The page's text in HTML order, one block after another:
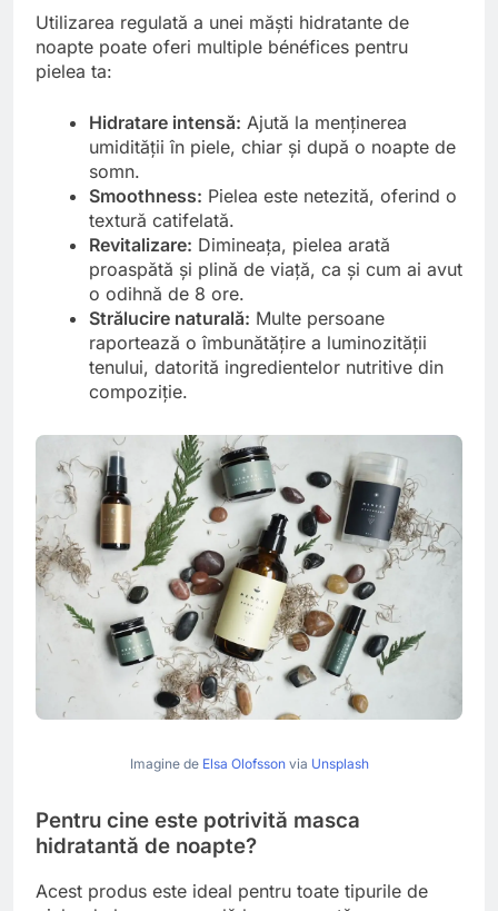
Utilizarea regulată a unei măști hidratante de
noapte poate oferi multiple bénéfices pentru
pielea ta:
Hidratare intensă: Ajută la menținerea
umidității în piele, chiar și după o noapte de
somn.
Smoothness: Pielea este netezită, oferind o
textură catifelată.
Revitalizare: Dimineața, pielea arată
proaspătă și plină de viață, ca și cum ai avut
o odihnă de 8 ore.
Strălucire naturală: Multe persoane
raportează o îmbunătățire a luminozității
tenului, datorită ingredientelor nutritive din
compoziție.
Imagine de Elsa Olofssonvia Unsplash
Pentru cine este potrivită masca
hidratantă de noapte?
Acest produs este ideal pentru toate tipurile de